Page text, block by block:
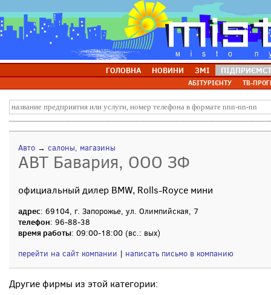
ГОЛОВНА НОВИНИ ЗМІ
АБІТУРІЄНТУ ТВ-
Авто → салоны, магазины
АВТ Бавария, ООО ЗФ
официальный дилер BMW, Rolls-Royce мини
адрес: 69104, г. Запорожье, ул. Олимпийская, 7
телефон: 96-88-38
время работы: 09:00-18:00 (вc.: вых)
перейти на сайт компании | написать письмо в компанию
Другие фирмы из этой категории: